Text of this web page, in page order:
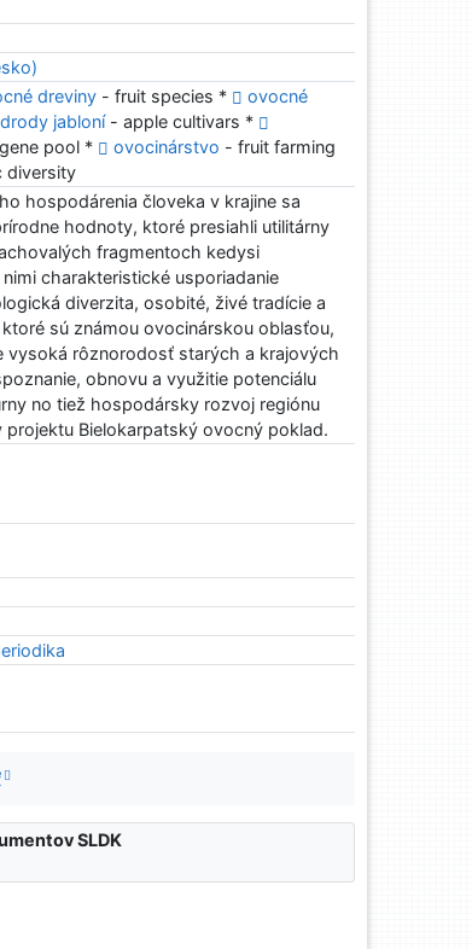
dreviny - fruit species *
ovocné
jabloní- apple cultivars *
pool * ovocinárstvo - fruit farming
diversity
hospodárenia človeka v krajine sa
hodnoty, ktoré presiahli utilitárny
fragmentoch kedysi
charakteristické usporiadanie
diverzita, osobité, živé tradície a
sú známou ovocinárskou oblasťou,
vysoká rôznorodosť starých a krajových
obnovu a využitie potenciálu
no tiež hospodársky rozvoj regiónu
Bielokarpatský ovocný poklad.
SLDK